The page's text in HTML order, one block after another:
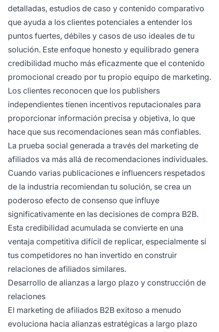
detalladas, estudios de caso y contenido comparativo
que ayuda a los clientes potenciales a entender los
puntos fuertes, débiles y casos de uso ideales de tu
solución. Este enfoque honesto y equilibrado genera
credibilidad mucho más eficazmente que el contenido
promocional creado por tu propio equipo de marketing.
Los clientes reconocen que los publishers
independientes tienen incentivos reputacionales para
proporcionar información precisa y objetiva, lo que
hace que sus recomendaciones sean más confiables.
La prueba social generada a través del marketing de
afiliados va más allá de recomendaciones individuales.
Cuando varias publicaciones e influencers respetados
de la industria recomiendan tu solución, se crea un
poderoso efecto de consenso que influye
significativamente en las decisiones de compra B2B.
Esta credibilidad acumulada se convierte en una
ventaja competitiva difícil de replicar, especialmente si
tus competidores no han invertido en construir
relaciones de afiliados similares.
Desarrollo de alianzas a largo plazo y construcción de
relaciones
El marketing de afiliados B2B exitoso a menudo
evoluciona hacia alianzas estratégicas a largo plazo